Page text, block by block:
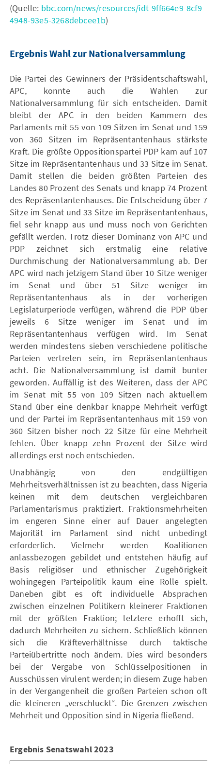
(Quelle: bbc.com/news/resources/idt-9ff664e9-8cf9-
4948-93e5-3268debcee1b)
Ergebnis Wahl zur Nationalversammlung
Die Partei des Gewinners der Präsidentschaftswahl,
APC, konnte auch die Wahlen zur
Nationalversammlung für sich entscheiden. Damit
bleibt der APC in den beiden Kammern des
Parlaments mit 55 von 109 Sitzen im Senat und 159
von 360 Sitzen im Repräsentantenhaus stärkste
Kraft. Die größte Oppositionspartei PDP kam auf 107
Sitze im Repräsentantenhaus und 33 Sitze im Senat.
Damit stellen die beiden größten Parteien des
Landes 80 Prozent des Senats und knapp 74 Prozent
des Repräsentantenhauses. Die Entscheidung über 7
Sitze im Senat und 33 Sitze im Repräsentantenhaus,
fiel sehr knapp aus und muss noch von Gerichten
gefällt werden. Trotz dieser Dominanz von APC und
PDP zeichnet sich erstmalig eine relative
Durchmischung der Nationalversammlung ab. Der
APC wird nach jetzigem Stand über 10 Sitze weniger
im Senat und über 51 Sitze weniger im
Repräsentantenhaus als in der vorherigen
Legislaturperiode verfügen, während die PDP über
jeweils 6 Sitze weniger im Senat und im
Repräsentantenhaus verfügen wird. Im Senat
werden mindestens sieben verschiedene politische
Parteien vertreten sein, im Repräsentantenhaus
acht. Die Nationalversammlung ist damit bunter
geworden. Auffällig ist des Weiteren, dass der APC
im Senat mit 55 von 109 Sitzen nach aktuellem
Stand über eine denkbar knappe Mehrheit verfügt
und der Partei im Repräsentantenhaus mit 159 von
360 Sitzen bisher noch 22 Sitze für eine Mehrheit
fehlen. Über knapp zehn Prozent der Sitze wird
allerdings erst noch entschieden.
Unabhängig von den endgültigen
Mehrheitsverhältnissen ist zu beachten, dass Nigeria
keinen mit dem deutschen vergleichbaren
Parlamentarismus praktiziert. Fraktionsmehrheiten
im engeren Sinne einer auf Dauer angelegten
Majorität im Parlament sind nicht unbedingt
erforderlich. Vielmehr werden Koalitionen
anlassbezogen gebildet und entstehen häufig auf
Basis religiöser und ethnischer Zugehörigkeit
wohingegen Parteipolitik kaum eine Rolle spielt.
Daneben gibt es oft individuelle Absprachen
zwischen einzelnen Politikern kleinerer Fraktionen
mit der größten Fraktion; letztere erhofft sich,
dadurch Mehrheiten zu sichern. Schließlich können
sich die Kräfteverhältnisse durch taktische
Parteiübertritte noch ändern. Dies wird besonders
bei der Vergabe von Schlüsselpositionen in
Ausschüssen virulent werden; in diesem Zuge haben
in der Vergangenheit die großen Parteien schon oft
die kleineren „verschluckt“. Die Grenzen zwischen
Mehrheit und Opposition sind in Nigeria fließend.
Ergebnis Senatswahl 2023